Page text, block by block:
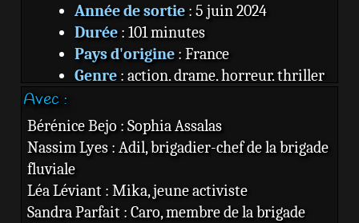
Année de sortie: 5 juin 2024
Durée: 101 minutes
Pays d'origine: France
Genre: action, drame, horreur, thriller
Source:Wikipedia
Avec :
Bérénice Bejo : Sophia Assalas
Nassim Lyes : Adil, brigadier-chef de la brigade
fluviale
Léa Léviant : Mika, jeune activiste
Sandra Parfait : Caro, membre de la brigade